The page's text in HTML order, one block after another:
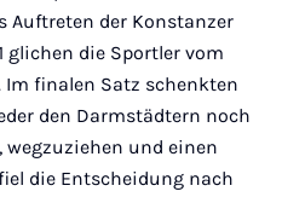
Auftreten der Konstanzer
glichen die Sportler vom
Im finalen Satz schenkten
den Darmstädtern noch
wegzuziehen und einen
die Entscheidung nach